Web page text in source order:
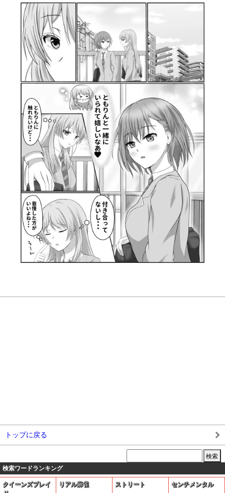
トップに戻る
検索ワードランキング
クイーンズブレイ
リアル麻雀 ストリート センチメンタル